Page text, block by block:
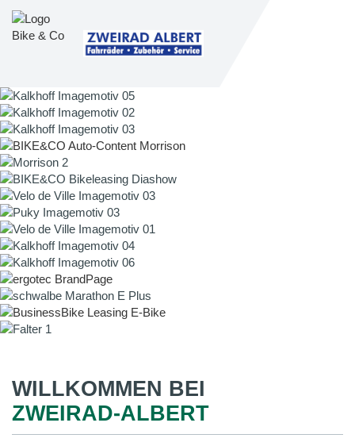
WILLKOMMEN BEI
ZWEIRAD-ALBERT